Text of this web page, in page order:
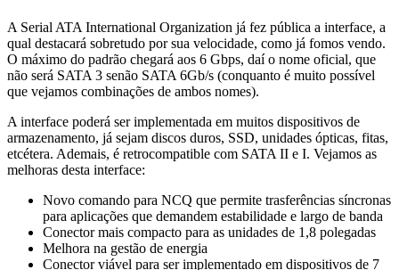
A Serial ATA International Organization já fez pública a interface, a
qual destacará sobretudo por sua velocidade, como já fomos vendo.
O máximo do padrão chegará aos 6 Gbps, daí o nome oficial, que
não será SATA 3 senão SATA 6Gb/s (conquanto é muito possível
que vejamos combinações de ambos nomes).
A interface poderá ser implementada em muitos dispositivos de
armazenamento, já sejam discos duros, SSD, unidades ópticas, fitas,
etcétera. Ademais, é retrocompatible com SATA II e I. Vejamos as
melhoras desta interface:
Novo comando para NCQ que permite trasferências síncronas
para aplicações que demandem estabilidade e largo de banda
Conector mais compacto para as unidades de 1,8 polegadas
Melhora na gestão de energia
Conector viável para ser implementado em dispositivos de 7